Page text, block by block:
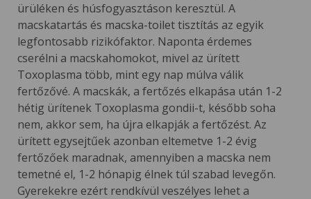
ürüléken és húsfogyasztáson keresztül. A
macskatartás és macska-toilet tisztítás az egyik
legfontosabb rizikófaktor. Naponta érdemes
cserélni a macskahomokot, mivel az ürített
Toxoplasma több, mint egy nap múlva válik
fertőzővé. A macskák, a fertőzés elkapása után 1-2
hétig ürítenek Toxoplasma gondii-t, később soha
nem, akkor sem, ha újra elkapják a fertőzést. Az
ürített egysejtűek azonban eltemetve 1-2 évig
fertőzőek maradnak, amennyiben a macska nem
temetné el, 1-2 hónapig élnek túl szabad levegőn.
Gyerekekre ezért rendkívül veszélyes lehet a